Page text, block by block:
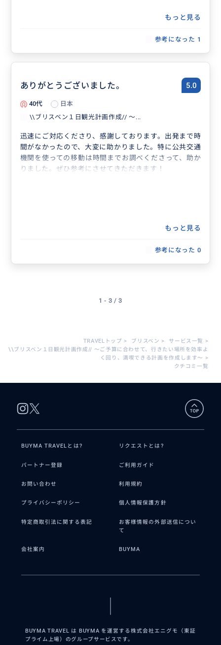
もっと見る
参考になった 1
ありがとうございました。 5.0
40代
日本
\\ブリスベン１日観光計画作成// ～...
迅速にご対応くださり、感謝しております。出発まで時
間がなかったので、大変に助かりました。特に公共交通
機関を使っての移動は時間までお調べくださって、助か
りました。ぜひ参考にさせてきただきます！
もっと見る
参考になった 0
1 - 3 / 3
TRAVELトップ > ブリスベン > サービス一覧 >
\\ブリスベン１日観光計画作成// ～ご予算に合わせて、行きたい場所を効率よ
く回り、満喫できる計画を作成します～ >
クチコミ一覧
BUYMA TRAVELとは? リクエストとは?
パートナー登録 ご利用ガイド
お問い合わせ 利用規約
プライバシーポリシー 個人情報保護方針
特定商取引法に関する表記
お客様情報の外部送信につい
て
会社案内 BUYMA
BUYMA TRAVEL は BUYMA を運営する株式会社エニグモ（東証
プライム上場）のグループサービスです。